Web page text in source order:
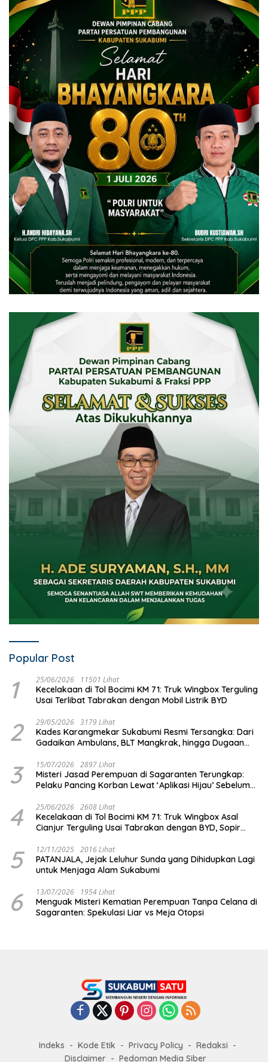
Popular Post
1 25/06/2026 11501 Lihat
Kecelakaan di Tol Bocimi KM 71: Truk Wingbox Terguling
Usai Terlibat Tabrakan dengan Mobil Listrik BYD
2 29/05/2026 3179 Lihat
Kades Karangmekar Sukabumi Resmi Tersangka: Dari
Gadaikan Ambulans, BLT Mangkrak, hingga Dugaan
3 15/07/2026 2897 Lihat
Misteri Jasad Perempuan di Sagaranten Terungkap:
Pelaku Pancing Korban Lewat ‘Aplikasi Hijau’ Sebelum
4 25/06/2026 2608 Lihat
Kecelakaan di Tol Bocimi KM 71: Truk Wingbox Asal
Cianjur Terguling Usai Tabrakan dengan BYD, Sopir
5 12/11/2025 2016 Lihat
PATANJALA, Jejak Leluhur Sunda yang Dihidupkan Lagi
untuk Menjaga Alam Sukabumi
6 13/07/2026 1954 Lihat
Menguak Misteri Kematian Perempuan Tanpa Celana di
Sagaranten: Spekulasi Liar vs Meja Otopsi
Indeks Kode Etik Privacy Policy
Redaksi
Disclaimer
Pedoman Media Siber